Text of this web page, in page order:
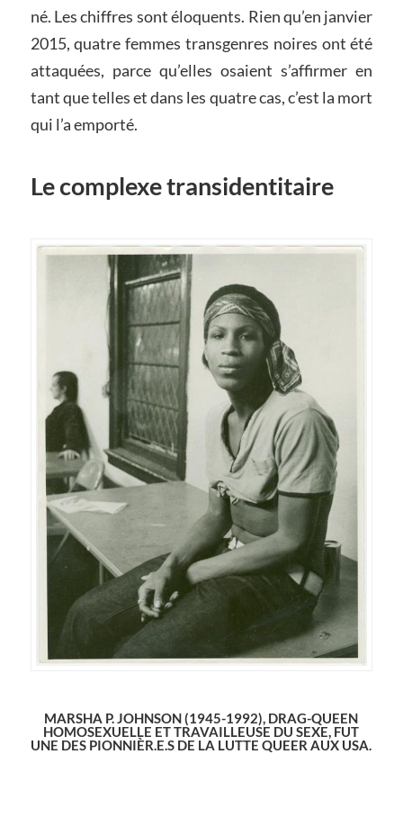
né. Les chiffres sont éloquents. Rien qu’en janvier
2015, quatre femmes transgenres noires ont été
attaquées, parce qu’elles osaient s’affirmer en
tant que telles et dans les quatre cas, c’est la mort
qui l’a emporté.
Le complexe transidentitaire
MARSHA P. JOHNSON (1945-1992), DRAG-QUEEN
HOMOSEXUELLE ET TRAVAILLEUSE DU SEXE, FUT
UNE DES PIONNIÈR.E.S DE LA LUTTE QUEER AUX USA.